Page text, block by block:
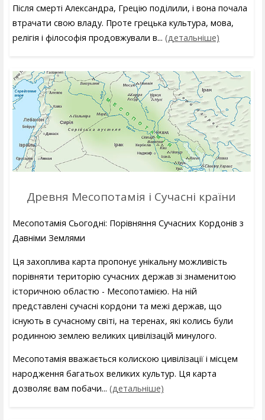
Після смерті Александра, Грецію поділили, і вона почала
втрачати свою владу. Проте грецька культура, мова,
релігія і філософія продовжували в... (детальніше)
Древня Месопотамія і Сучасні країни
Месопотамія Сьогодні: Порівняння Сучасних Кордонів з
Давніми Землями
Ця захоплива карта пропонує унікальну можливість
порівняти територію сучасних держав зі знаменитою
історичною областю - Месопотамією. На ній
представлені сучасні кордони та межі держав, що
існують в сучасному світі, на теренах, які колись були
родинною землею великих цивілізацій минулого.
Месопотамія вважається колискою цивілізації і місцем
народження багатьох великих культур. Ця карта
дозволяє вам побачи... (детальніше)